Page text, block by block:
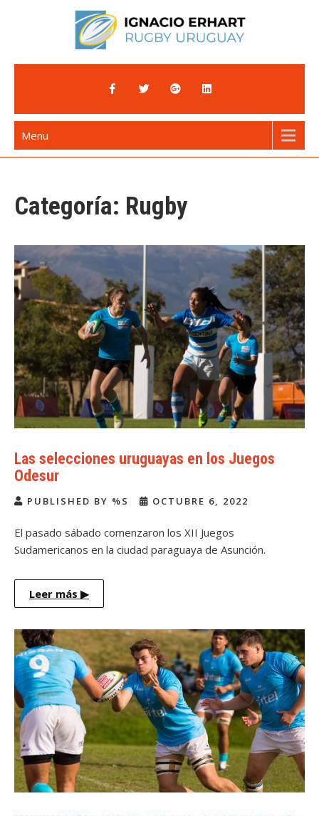
Ignacio Erhart
Rugby Uruguay
Menu
Categoría: Rugby
Las selecciones uruguayas en los Juegos
Odesur
PUBLISHED BY %S OCTUBRE 6, 2022
El pasado sábado comenzaron los XII Juegos
Sudamericanos en la ciudad paraguaya de Asunción.
Leer más ▶